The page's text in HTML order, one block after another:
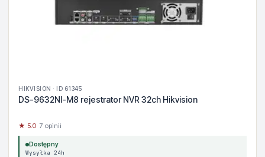
HIKVISION · ID 61345
DS-9632NI-M8 rejestrator NVR 32ch Hikvision
★ 5.0· 7 opinii
Dostępny
Wysyłka 24h